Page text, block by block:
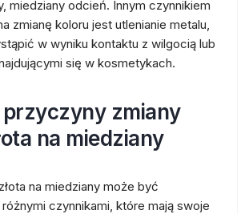
miedziany odcień. Innym czynnikiem
zmianę koloru jest utlenianie metalu,
w wyniku kontaktu z wilgocią lub
się w kosmetykach.
zmiany
na miedziany
na miedziany może być
czynnikami, które mają swoje